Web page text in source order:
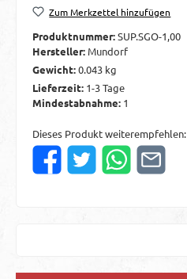
Zum Merkzettel hinzufügen
Produktnummer:SUP.SGO-1,00
Hersteller: Mundorf
Gewicht:0.043 kg
Lieferzeit: 1-3 Tage
Mindestabnahme: 1
Dieses Produkt weiterempfehlen: